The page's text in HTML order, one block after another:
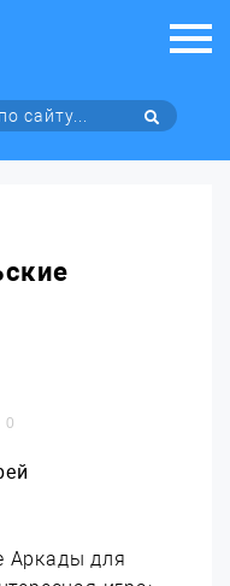
0
Аркады для